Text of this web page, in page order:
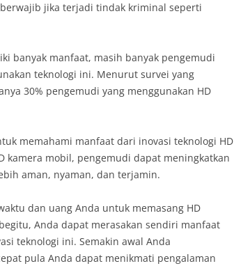
jika terjadi tindak kriminal seperti
banyak manfaat, masih banyak pengemudi
teknologi ini. Menurut survei yang
30% pengemudi yang menggunakan HD
memahami manfaat dari inovasi teknologi HD
kamera mobil, pengemudi dapat meningkatkan
aman, nyaman, dan terjamin.
dan uang Anda untuk memasang HD
Anda dapat merasakan sendiri manfaat
teknologi ini. Semakin awal Anda
pula Anda dapat menikmati pengalaman